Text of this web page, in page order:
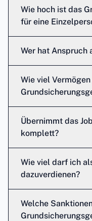
Wie hoch ist das
für eine
Wer hat Anspruch
Wie viel
Übernimmt das
komplett?
Wie viel darf ich
dazuverdienen?
Welche